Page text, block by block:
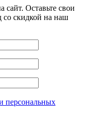
сайт. Оставьте свои
скидкой на наш
персональных